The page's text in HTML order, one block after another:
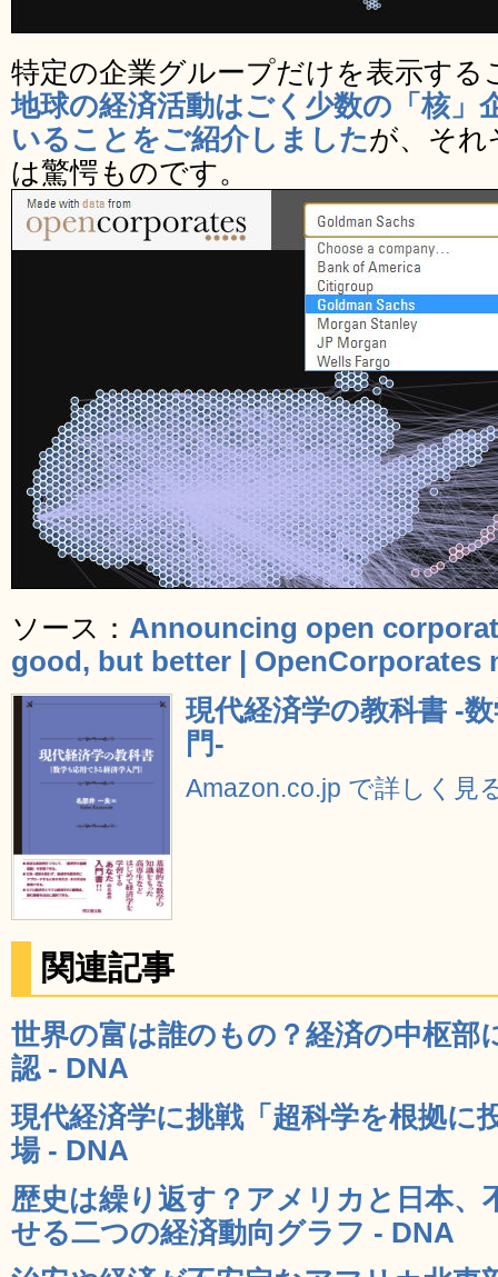
特定の企業グループだけを表示する
地球の経済活動はごく少数の「核」
いることをご紹介しましたが、それ
は驚愕ものです。
ソース： Announcing open
good, but better | OpenCorporates
現代経済学の教科書 -
門-
Amazon.co.jp で詳しく見
関連記事
世界の富は誰のもの？経済の中枢部
認 - DNA
現代経済学に挑戦「超科学を根拠に
場 - DNA
歴史は繰り返す？アメリカと日本、
せる二つの経済動向グラフ - DNA